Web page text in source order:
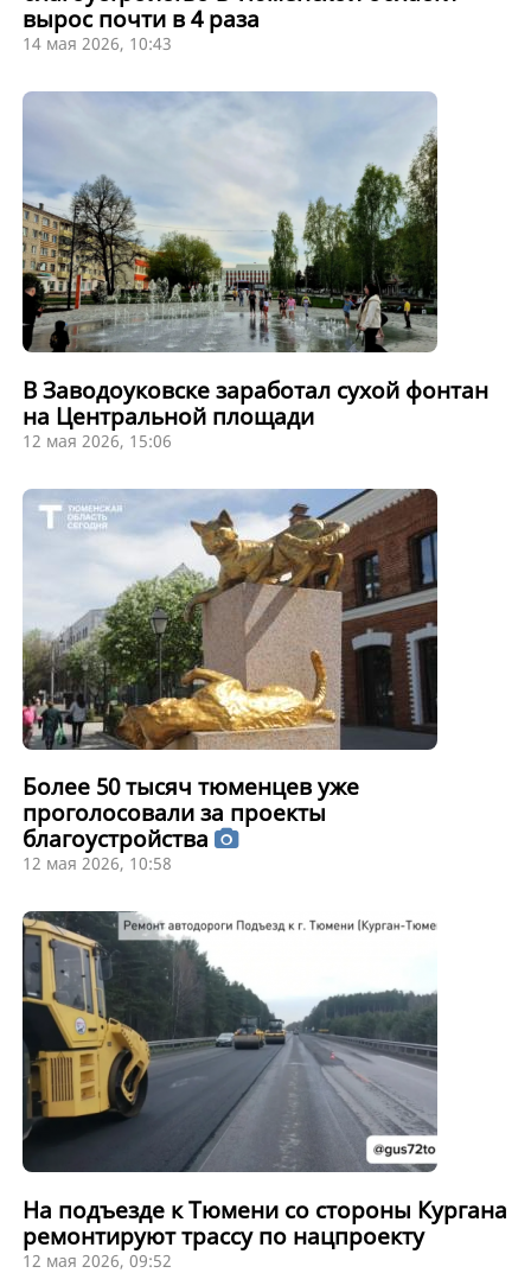
вырос почти в 4 раза
14 мая 2026, 10:43
В Заводоуковске заработал сухой фонтан
на Центральной площади
12 мая 2026, 15:06
Более 50 тысяч тюменцев уже
проголосовали за проекты
благоустройства
12 мая 2026, 10:58
На подъезде к Тюмени со стороны Кургана
ремонтируют трассу по нацпроекту
12 мая 2026, 09:52